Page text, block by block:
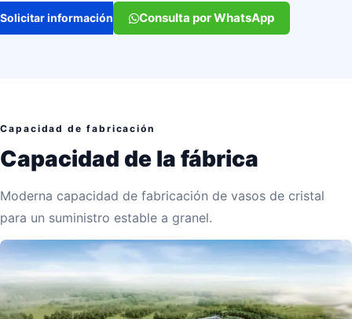
Solicitar información Consulta por WhatsApp
Capacidad de fabricación
Capacidad de la fábrica
Moderna capacidad de fabricación de vasos de cristal
para un suministro estable a granel.